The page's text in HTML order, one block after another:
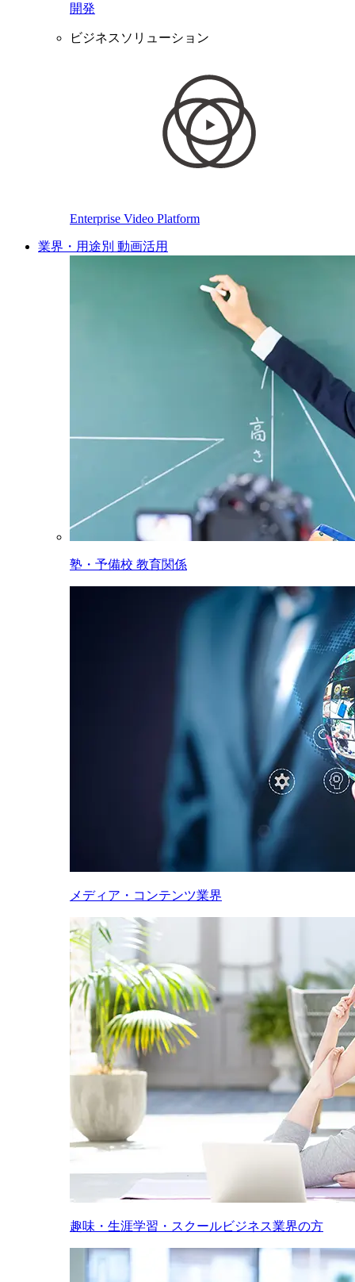
開発
ビジネスソリューション
Enterprise Video Platform
業界・用途別 動画活用
塾・予備校 教育関係
メディア・コンテンツ業界
趣味・生涯学習・スクールビジネス業界の方